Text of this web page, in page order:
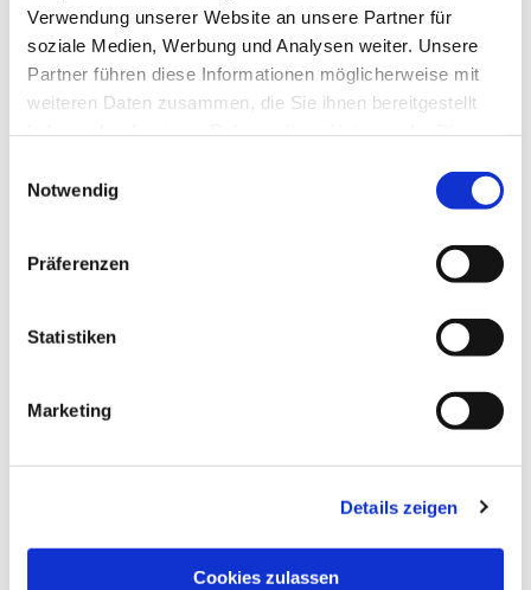
Verwendung unserer Website an unsere Partner für
soziale Medien, Werbung und Analysen weiter. Unsere
Partner führen diese Informationen möglicherweise mit
weiteren Daten zusammen, die Sie ihnen bereitgestellt
Notwendig
Präferenzen
Statistiken
Marketing
Details zeigen
Cookies zulassen
Dies könnte Sie auch